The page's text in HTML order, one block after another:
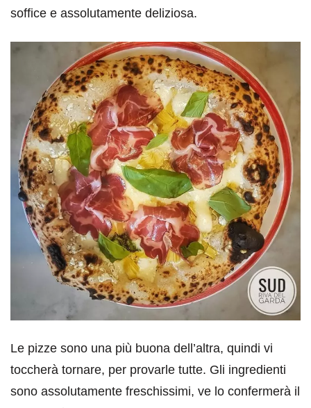
soffice e assolutamente deliziosa.
Le pizze sono una più buona dell’altra, quindi vi
toccherà tornare, per provarle tutte. Gli ingredienti
sono assolutamente freschissimi, ve lo confermerà il